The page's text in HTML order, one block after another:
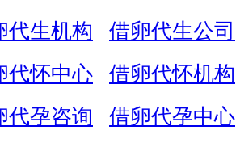
代生机构
借卵代生公司
代怀中心
借卵代怀机构
代孕咨询
借卵代孕中心